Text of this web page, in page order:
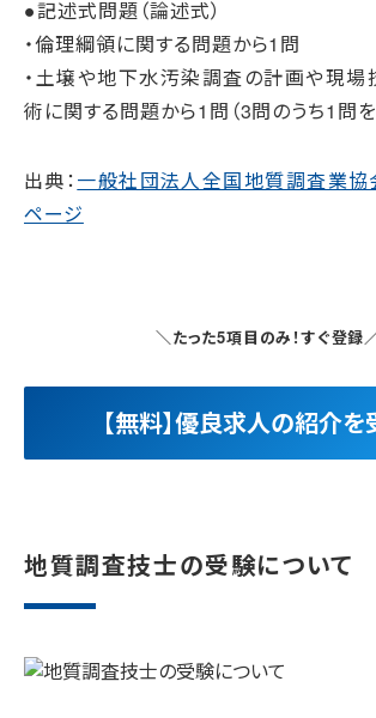
●記述式問題（論述式）
・倫理綱領に関する問題から1問
・土壌や地下水汚染調査の計画や現
術に関する問題から1問（3問のうち1問を
出典：一般社団法人全国地質調査業協
ページ
＼たった5項目のみ！すぐ登録
【無料】優良求人の紹介を
地質調査技士の受験について